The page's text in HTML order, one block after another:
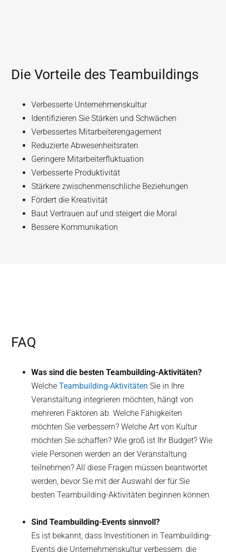
Die Vorteile des Teambuildings
Verbesserte Unternehmenskultur
Identifizieren Sie Stärken und Schwächen
Verbessertes Mitarbeiterengagement
Reduzierte Abwesenheitsraten
Geringere Mitarbeiterfluktuation
Verbesserte Produktivität
Stärkere zwischenmenschliche Beziehungen
Fördert die Kreativität
Baut Vertrauen auf und steigert die Moral
Bessere Kommunikation
FAQ
Was sind die besten Teambuilding-Aktivitäten?
WelcheTeambuilding-Aktivitäten Sie in Ihre
Veranstaltung integrieren möchten, hängt von
mehreren Faktoren ab. Welche Fähigkeiten
möchten Sie verbessern? Welche Art von Kultur
möchten Sie schaffen? Wie groß ist Ihr Budget? Wie
viele Personen werden an der Veranstaltung
teilnehmen? All diese Fragen müssen beantwortet
werden, bevor Sie mit der Auswahl der für Sie
besten Teambuilding-Aktivitäten beginnen können.
Sind Teambuilding-Events sinnvoll?
Es ist bekannt, dass Investitionen in Teambuilding-
Events die Unternehmenskultur verbessern, die